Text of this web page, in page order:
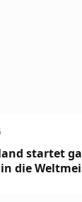
startet
die